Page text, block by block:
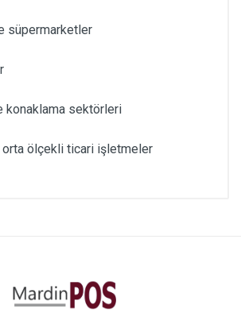
süpermarketler
konaklama sektörleri
orta ölçekli ticari işletmeler